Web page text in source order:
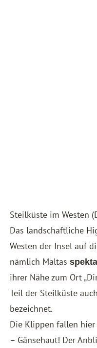
Steilküste im Westen
Das landschaftliche
Westen der Insel auf
nämlich Maltas
ihrer Nähe zum Ort
Teil der Steilküste
bezeichnet.
Die Klippen fallen
– Gänsehaut! Der